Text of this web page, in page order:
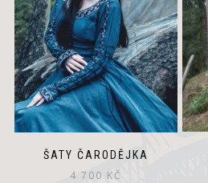
ŠATY ČARODĚJKA
4 700 KČ